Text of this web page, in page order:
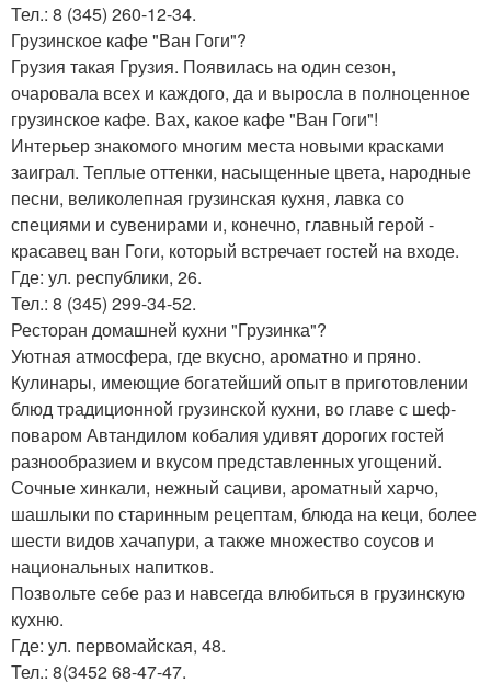
Тел.: 8 (345) 260-12-34.
Грузинское кафе "Ван Гоги"?
Грузия такая Грузия. Появилась на один сезон,
очаровала всех и каждого, да и выросла в полноценное
грузинское кафе. Вах, какое кафе "Ван Гоги"!
Интерьер знакомого многим места новыми красками
заиграл. Теплые оттенки, насыщенные цвета, народные
песни, великолепная грузинская кухня, лавка со
специями и сувенирами и, конечно, главный герой -
красавец ван Гоги, который встречает гостей на входе.
Где: ул. республики, 26.
Тел.: 8 (345) 299-34-52.
Ресторан домашней кухни "Грузинка"?
Уютная атмосфера, где вкусно, ароматно и пряно.
Кулинары, имеющие богатейший опыт в приготовлении
блюд традиционной грузинской кухни, во главе с шеф-
поваром Автандилом кобалия удивят дорогих гостей
разнообразием и вкусом представленных угощений.
Сочные хинкали, нежный сациви, ароматный харчо,
шашлыки по старинным рецептам, блюда на кеци, более
шести видов хачапури, а также множество соусов и
национальных напитков.
Позвольте себе раз и навсегда влюбиться в грузинскую
кухню.
Где: ул. первомайская, 48.
Тел.: 8(3452 68-47-47.